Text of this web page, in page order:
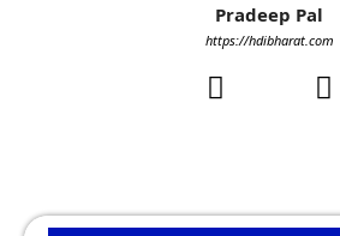
Pradeep Pal
https://hdibharat.com